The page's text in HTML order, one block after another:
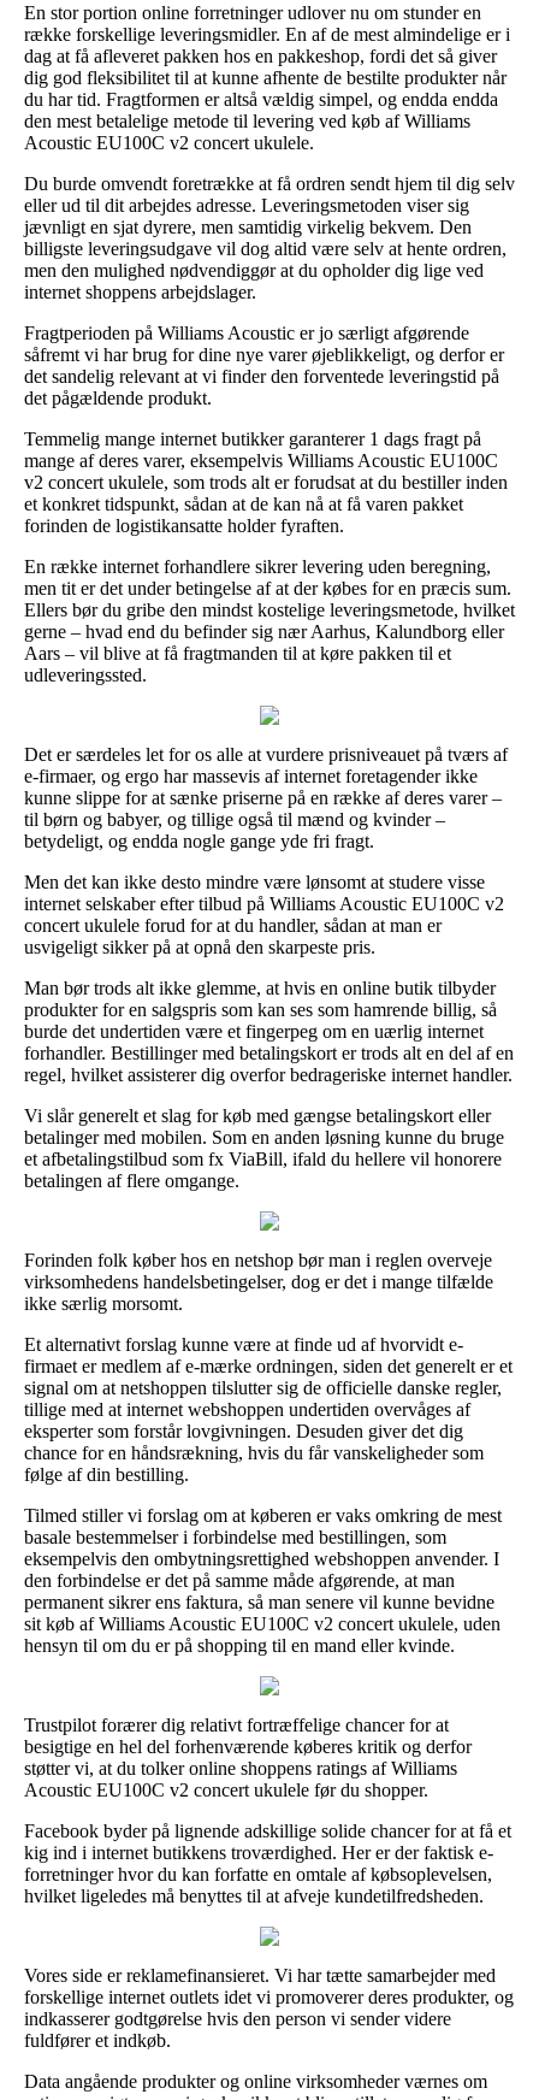
En stor portion online forretninger udlover nu om stunder en
række forskellige leveringsmidler. En af de mest almindelige er i
dag at få afleveret pakken hos en pakkeshop, fordi det så giver
dig god fleksibilitet til at kunne afhente de bestilte produkter når
du har tid. Fragtformen er altså vældig simpel, og endda endda
den mest betalelige metode til levering ved køb af Williams
Acoustic EU100C v2 concert ukulele.
Du burde omvendt foretrække at få ordren sendt hjem til dig selv
eller ud til dit arbejdes adresse. Leveringsmetoden viser sig
jævnligt en sjat dyrere, men samtidig virkelig bekvem. Den
billigste leveringsudgave vil dog altid være selv at hente ordren,
men den mulighed nødvendiggør at du opholder dig lige ved
internet shoppens arbejdslager.
Fragtperioden på Williams Acoustic er jo særligt afgørende
såfremt vi har brug for dine nye varer øjeblikkeligt, og derfor er
det sandelig relevant at vi finder den forventede leveringstid på
det pågældende produkt.
Temmelig mange internet butikker garanterer 1 dags fragt på
mange af deres varer, eksempelvis Williams Acoustic EU100C
v2 concert ukulele, som trods alt er forudsat at du bestiller inden
et konkret tidspunkt, sådan at de kan nå at få varen pakket
forinden de logistikansatte holder fyraften.
En række internet forhandlere sikrer levering uden beregning,
men tit er det under betingelse af at der købes for en præcis sum.
Ellers bør du gribe den mindst kostelige leveringsmetode, hvilket
gerne – hvad end du befinder sig nær Aarhus, Kalundborg eller
Aars – vil blive at få fragtmanden til at køre pakken til et
udleveringssted.
Det er særdeles let for os alle at vurdere prisniveauet på tværs af
e-firmaer, og ergo har massevis af internet foretagender ikke
kunne slippe for at sænke priserne på en række af deres varer –
til børn og babyer, og tillige også til mænd og kvinder –
betydeligt, og endda nogle gange yde fri fragt.
Men det kan ikke desto mindre være lønsomt at studere visse
internet selskaber efter tilbud på Williams Acoustic EU100C v2
concert ukulele forud for at du handler, sådan at man er
usvigeligt sikker på at opnå den skarpeste pris.
Man bør trods alt ikke glemme, at hvis en online butik tilbyder
produkter for en salgspris som kan ses som hamrende billig, så
burde det undertiden være et fingerpeg om en uærlig internet
forhandler. Bestillinger med betalingskort er trods alt en del af en
regel, hvilket assisterer dig overfor bedrageriske internet handler.
Vi slår generelt et slag for køb med gængse betalingskort eller
betalinger med mobilen. Som en anden løsning kunne du bruge
et afbetalingstilbud som fx ViaBill, ifald du hellere vil honorere
betalingen af flere omgange.
Forinden folk køber hos en netshop bør man i reglen overveje
virksomhedens handelsbetingelser, dog er det i mange tilfælde
ikke særlig morsomt.
Et alternativt forslag kunne være at finde ud af hvorvidt e-
firmaet er medlem af e-mærke ordningen, siden det generelt er et
signal om at netshoppen tilslutter sig de officielle danske regler,
tillige med at internet webshoppen undertiden overvåges af
eksperter som forstår lovgivningen. Desuden giver det dig
chance for en håndsrækning, hvis du får vanskeligheder som
følge af din bestilling.
Tilmed stiller vi forslag om at køberen er vaks omkring de mest
basale bestemmelser i forbindelse med bestillingen, som
eksempelvis den ombytningsrettighed webshoppen anvender. I
den forbindelse er det på samme måde afgørende, at man
permanent sikrer ens faktura, så man senere vil kunne bevidne
sit køb af Williams Acoustic EU100C v2 concert ukulele, uden
hensyn til om du er på shopping til en mand eller kvinde.
Trustpilot forærer dig relativt fortræffelige chancer for at
besigtige en hel del forhenværende køberes kritik og derfor
støtter vi, at du tolker online shoppens ratings af Williams
Acoustic EU100C v2 concert ukulele før du shopper.
Facebook byder på lignende adskillige solide chancer for at få et
kig ind i internet butikkens troværdighed. Her er der faktisk e-
forretninger hvor du kan forfatte en omtale af købsoplevelsen,
hvilket ligeledes må benyttes til at afveje kundetilfredsheden.
Vores side er reklamefinansieret. Vi har tætte samarbejder med
forskellige internet outlets idet vi promoverer deres produkter, og
indkasserer godtgørelse hvis den person vi sender videre
fuldfører et indkøb.
Data angående produkter og online virksomheder værnes om